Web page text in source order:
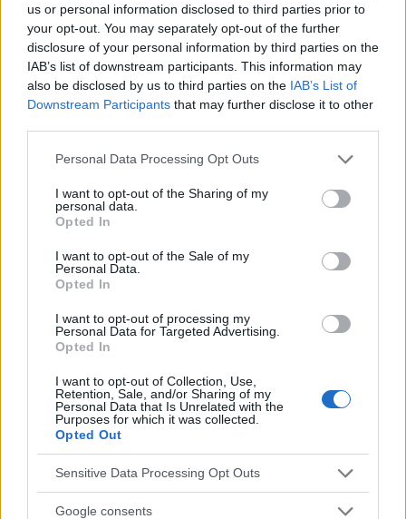
us or personal information disclosed to third parties prior to
your opt-out. You may separately opt-out of the further
disclosure of your personal information by third parties on the
IAB’s list of downstream participants. This information may
also be disclosed by us to third parties on the IAB’s List of
Downstream Participants that may further disclose it to other
Please note that this website/app uses one or more Google
not limited to your visit or usage behaviour. You may click to
grant or deny consent to Google and its third-party tags to
use your data for below specified purposes in below Google
consent section.
Personal Data Processing Opt Outs
I want to opt-out of the Sharing of my
personal data.
Opted In
I want to opt-out of the Sale of my
Personal Data.
Opted In
I want to opt-out of processing my
Personal Data for Targeted Advertising.
Opted In
I want to opt-out of Collection, Use,
Retention, Sale, and/or Sharing of my
Personal Data that Is Unrelated with the
Purposes for which it was collected.
Opted Out
Sensitive Data Processing Opt Outs
Google consents
Sehen Sie es auch auf english español français
polskim
https://www.polsatnews.pl/wiadomosc/2020-03-
05/koronawirus-a-ciaza-naukowcy-przeprowadzili-badania/
https://www.gov.pl/web/zdrowie/co-musisz-wiedziec-o-
https://zdrowie.radiozet.pl/Ciaza-i-dziecko/Ciaza-i-
porod/Koronawirus-a-ciaza-i-porod-czy-matka-moze-zarazic-
noworodka
Bildungs- und Informationszwecken. Der Herausgeber und die
Redaktion der Website sind nicht für die Ergebnisse ihrer
Anwendung verantwortlich. Bevor Sie Ratschläge oder Tipps auf
der Website verwenden, ist es unbedingt erforderlich, einen Arzt
zu konsultieren.
Werbung: